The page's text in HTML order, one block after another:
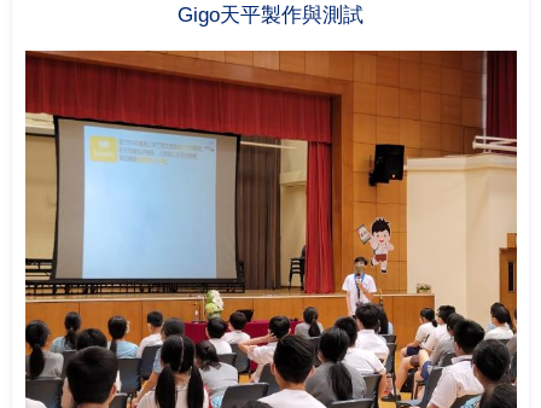
Gigo天平製作與測試